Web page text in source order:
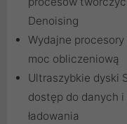
Denoising
Wydajne
moc obliczeniową
Ultraszybkie dyski
dostęp do danych
ładowania